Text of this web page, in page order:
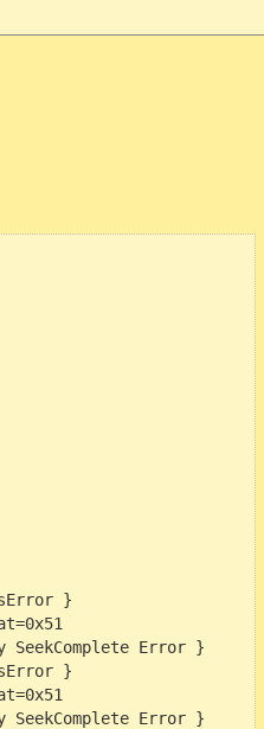
}
Error }
}
Error }